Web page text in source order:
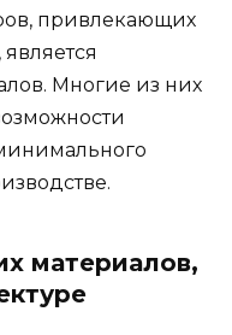
привлекающих
Многие из них
материалов,